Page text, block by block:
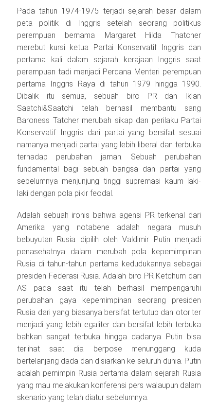
Pada tahun 1974-1975 terjadi sejarah besar dalam
peta politik di Inggris setelah seorang politikus
perempuan bernama Margaret Hilda Thatcher
merebut kursi ketua Partai Konservatif Inggris dan
pertama kali dalam sejarah kerajaan Inggris saat
perempuan tadi menjadi Perdana Menteri perempuan
pertama Inggris Raya di tahun 1979 hingga 1990.
Dibalik itu semua, sebuah biro PR dan Iklan
Saatchi&Saatchi telah berhasil membantu sang
Baroness Tatcher merubah sikap dan perilaku Partai
Konservatif Inggris dari partai yang bersifat sesuai
namanya menjadi partai yang lebih liberal dan terbuka
terhadap perubahan jaman. Sebuah perubahan
fundamental bagi sebuah bangsa dan partai yang
sebelumnya menjunjung tinggi supremasi kaum laki-
laki dengan pola pikir feodal.
Adalah sebuah ironis bahwa agensi PR terkenal dari
Amerika yang notabene adalah negara musuh
bebuyutan Rusia dipilih oleh Valdimir Putin menjadi
penasehatnya dalam merubah pola kepemimpinan
Rusia di tahun-tahun pertama kedudukannya sebagai
presiden Federasi Rusia. Adalah biro PR Ketchum dari
AS pada saat itu telah berhasil mempengaruhi
perubahan gaya kepemimpinan seorang presiden
Rusia dari yang biasanya bersifat tertutup dan otoriter
menjadi yang lebih egaliter dan bersifat lebih terbuka
bahkan sangat terbuka hingga dadanya Putin bisa
terlihat saat dia berpose menunggang kuda
bertelanjang dada dan disiarkan ke seluruh dunia. Putin
adalah pemimpin Rusia pertama dalam sejarah Rusia
yang mau melakukan konferensi pers walaupun dalam
skenario yang telah diatur sebelumnya.